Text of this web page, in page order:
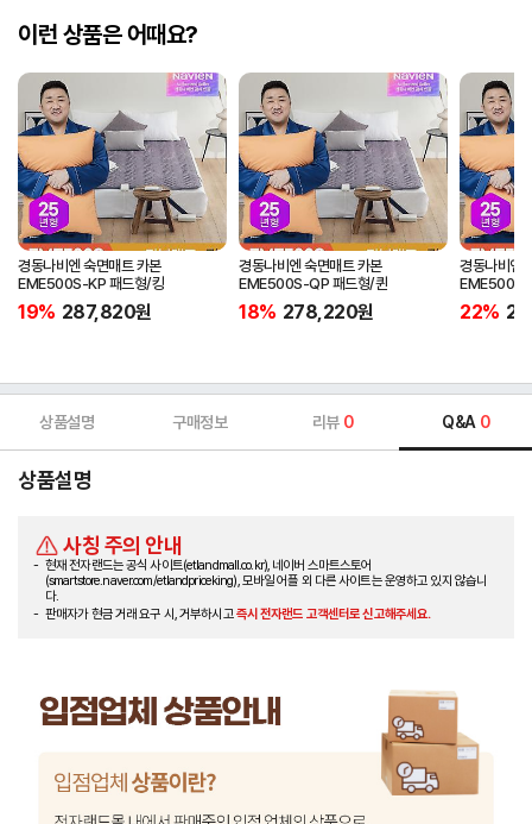
이런 상품은 어때요?
경동나비엔 숙면매트 카본
EME500S-KP 패드형/킹
19% 287,820원
경동나비엔 숙면매트 카본
EME500S-QP 패드형/퀸
18% 278,220원
경동나비엔
EME500S-
22%
상품설명 구매정보 리뷰 0 Q&A 0
상품설명
사칭 주의 안내
현재 전자랜드는 공식 사이트(etlandmall.co.kr), 네이버 스마트스토어
(smartstore.naver.com/etlandpriceking), 모바일 어플 외 다른 사이트는 운영하고 있지 않습니
다.
판매자가 현금 거래 요구 시, 거부하시고즉시 전자랜드 고객센터로 신고해주세요.